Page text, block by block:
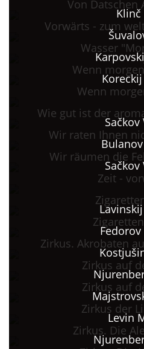
Von Datschen
Klinč
Vorwärts - zum
Wasser
Wenn
Wenn
Wie gut ist der
Sačkov
Wir raten Ihnen
Wir räumen die
Sačkov
Zeit -
Fedorov
Zirkus. Akrobaten
Zirkus auf
Zirkus auf
Zirkus der
Levin
Zirkus. Die